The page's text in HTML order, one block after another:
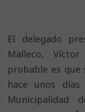
El delegado
Malleco,
probable es
hace unos
Municipalidad